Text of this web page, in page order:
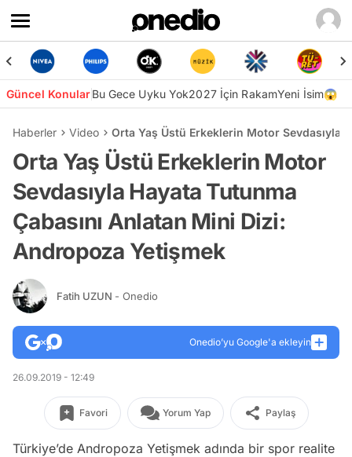
Güncel KonularBu Gece Uyku Yok2027 İçin RakamYeni İsim😱
Haberler Video Orta Yaş Üstü Erkeklerin Motor Sevdasıyla
Orta Yaş Üstü Erkeklerin Motor
Sevdasıyla Hayata Tutunma
Çabasını Anlatan Mini Dizi:
Andropoza Yetişmek
Fatih UZUN - Onedio
Onedio’yu Google'a ekleyin
26.09.2019 - 12:49
Favori Yorum Yap Paylaş
Türkiye’de Andropoza Yetişmek adında bir spor realite